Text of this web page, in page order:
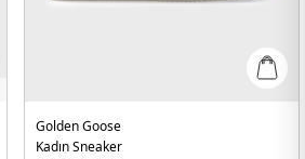
Golden Goose
Kadın Sneaker